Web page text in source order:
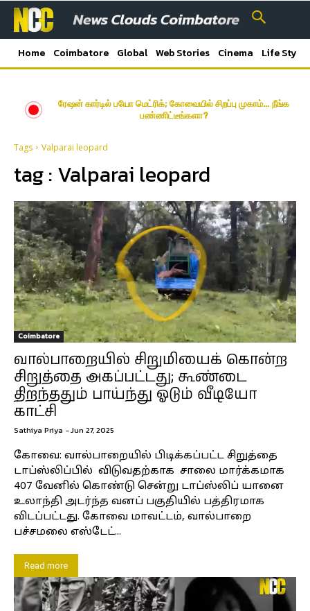
Home Coimbatore Global Web Stories Cinema Life Style
ரேஷன் கார்டில் பயோ மெட்ரிக்; கோவையில் சிறப்பு முகாம்… நீங்க
பண்ணிட்டீங்களா?
Tags Valparai leopard
tag : Valparai leopard
Coimbatore
வால்பாறையில் சிறுமியைக் கொன்ற
சிறுத்தை அகப்பட்டது; கூண்டை
திறந்ததும் பாய்ந்து ஓடும் வீடியோ
காட்சி
Sathiya Priya -Jun 27, 2025
கோவை: வால்பாறையில் பிடிக்கப்பட்ட சிறுத்தை
டாப்ஸ்லிப்பில் விடுவதற்காக சாலை மார்க்கமாக
407 வேனில் கொண்டு சென்று டாப்ஸ்லிப் யானை
உலாந்தி அடர்ந்த வனப் பகுதியில் பத்திரமாக
விடப்பட்டது. கோவை மாவட்டம், வால்பாறை
பச்சமலை எஸ்டேட்...
Read more